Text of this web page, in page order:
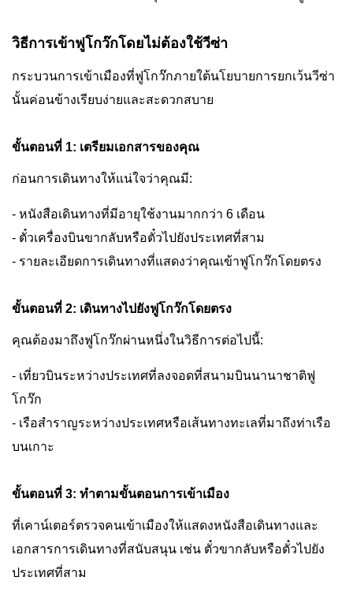
วิธีการเข้าฟูโกว๊กโดยไม่ต้องใช้วีซ่า
กระบวนการเข้าเมืองที่ฟูโกว๊กภายใต้นโยบายการยกเว้นวีซ่า
นั้นค่อนข้างเรียบง่ายและสะดวกสบาย
ขั้นตอนที่ 1: เตรียมเอกสารของคุณ
ก่อนการเดินทางให้แน่ใจว่าคุณมี:
- หนังสือเดินทางที่มีอายุใช้งานมากกว่า 6 เดือน
- ตั๋วเครื่องบินขากลับหรือตั๋วไปยังประเทศที่สาม
- รายละเอียดการเดินทางที่แสดงว่าคุณเข้าฟูโกว๊กโดยตรง
ขั้นตอนที่ 2: เดินทางไปยังฟูโกว๊กโดยตรง
คุณต้องมาถึงฟูโกว๊กผ่านหนึ่งในวิธีการต่อไปนี้:
- เที่ยวบินระหว่างประเทศที่ลงจอดที่สนามบินนานาชาติฟู
โกว๊ก
- เรือสำราญระหว่างประเทศหรือเส้นทางทะเลที่มาถึงท่าเรือ
บนเกาะ
ขั้นตอนที่ 3: ทำตามขั้นตอนการเข้าเมือง
ที่เคาน์เตอร์ตรวจคนเข้าเมืองให้แสดงหนังสือเดินทางและ
เอกสารการเดินทางที่สนับสนุน เช่น ตั๋วขากลับหรือตั๋วไปยัง
ประเทศที่สาม